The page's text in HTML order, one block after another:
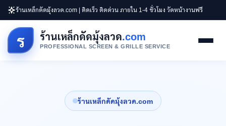
ร้านเหล็กดัดมุ้งลวด.com | ติดเร็ว ติดด่วน ภายใน 1-4 ชั่วโมง วัดหน้างานฟรี
ร ร้านเหล็กดัดมุ้งลวด.com
PROFESSIONAL SCREEN & GRILLE SERVICE
ร้านเหล็กดัดมุ้งลวด.com